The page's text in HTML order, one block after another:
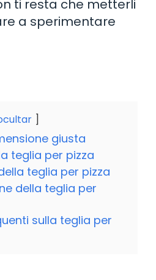
ti resta che metterli
a sperimentare
giusta
teglia per pizza
teglia per pizza
della teglia per
sulla teglia per